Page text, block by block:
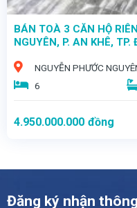
BÁN TOÀ 3 CĂN HỘ
NGUYÊN, P. AN KHÊ, TP.
NGUYỄN PHƯỚC
6
4.950.000.000 đồng
Đăng ký nhận